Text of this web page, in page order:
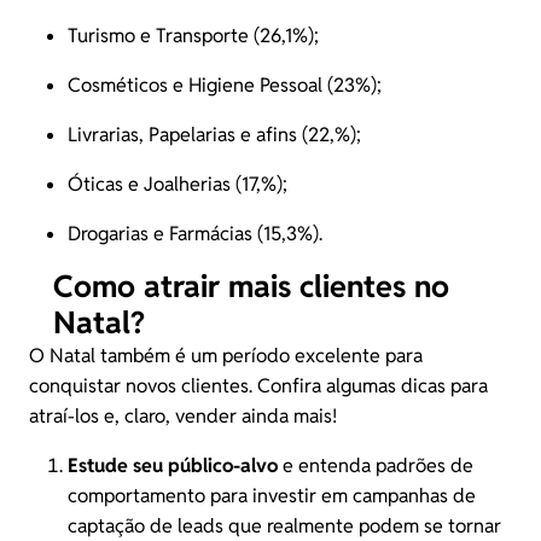
Turismo e Transporte (26,1%);
Cosméticos e Higiene Pessoal (23%);
Livrarias, Papelarias e afins (22,%);
Óticas e Joalherias (17,%);
Drogarias e Farmácias (15,3%).
Como atrair mais clientes no
Natal?
O Natal também é um período excelente para
conquistar novos clientes. Confira algumas dicas para
atraí-los e, claro, vender ainda mais!
Estude seu público-alvoe entenda padrões de
comportamento para investir em campanhas de
captação de leads que realmente podem se tornar